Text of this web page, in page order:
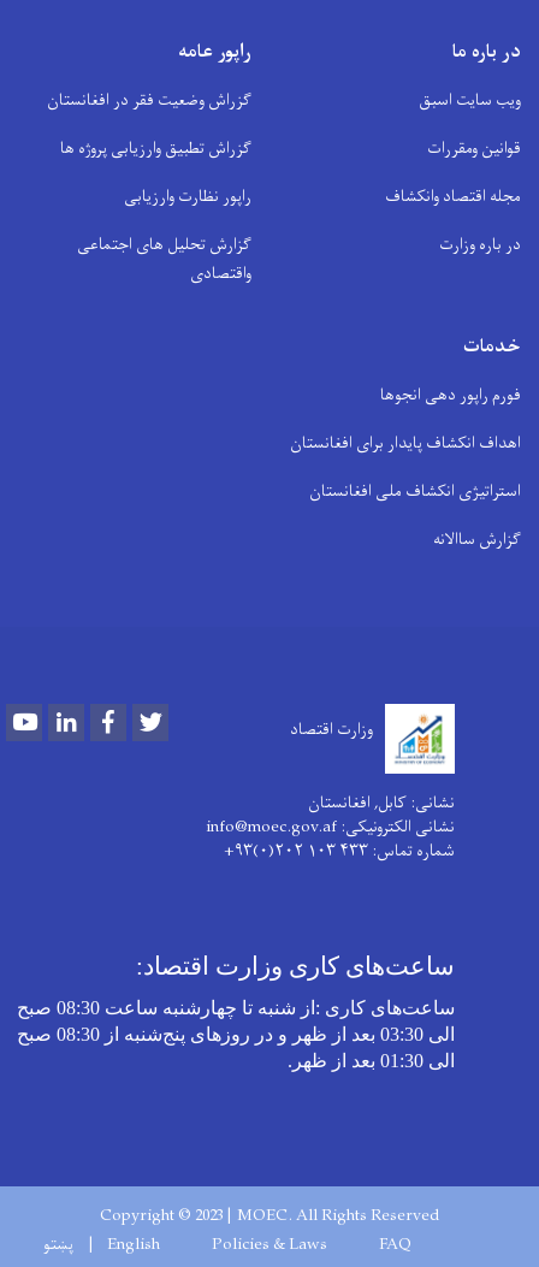
در باره ما
ویب سایت اسبق
قوانین ومقررات
مجله اقتصاد وانکشاف
در باره وزارت
راپور عامه
گزراش وضعیت فقر در افغانستان
گزراش تطبیق وارزیابی پروژه ها
راپور نظارت وارزیابی
گزارش تحلیل های اجتماعی
واقتصادی
خدمات
فورم راپور دهی انجوها
اهداف انکشاف پایدار برای افغانستان
استراتیژی انکشاف ملی افغانستان
گزارش ساالانه
وزارت اقتصاد YoutubeLinkedInFacebook
نشانی: کابل, افغانستان
نشانی الکترونیکی: info@moec.gov.af
شماره تماس: ۴۳۳ ۱۰۳ ۲۰۲(۰)۹۳+
ساعت‌های کاری وزارت اقتصاد:
ساعت‌های کاری :
از شنبه تا چهارشنبه‌ ساعت 08:30 صبح
الی 03:30 بعد از ظهر و در روز‌های پنج‌شنبه از 08:30 صبح
الی 01:30 بعد از ظهر
.
Copyright © 2023 | MOEC. All Rights Reserved
Footer menu
FAQ
Policies & Laws
English پښتو